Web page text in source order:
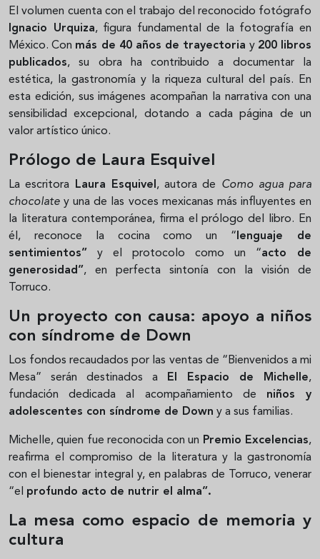
El volumen cuenta con el trabajo del reconocido fotógrafo
Ignacio Urquiza, figura fundamental de la fotografía en
México. Con más de 40 años de trayectoria y 200 libros
publicados, su obra ha contribuido a documentar la
estética, la gastronomía y la riqueza cultural del país. En
esta edición, sus imágenes acompañan la narrativa con una
sensibilidad excepcional, dotando a cada página de un
valor artístico único.
Prólogo de Laura Esquivel
La escritora Laura Esquivel, autora de Como agua para
chocolate y una de las voces mexicanas más influyentes en
la literatura contemporánea, firma el prólogo del libro. En
él, reconoce la cocina como un “lenguaje de
sentimientos” y el protocolo como un “acto de
generosidad”, en perfecta sintonía con la visión de
Torruco.
Un proyecto con causa: apoyo a niños
con síndrome de Down
Los fondos recaudados por las ventas de “Bienvenidos a mi
Mesa” serán destinados a El Espacio de Michelle,
fundación dedicada al acompañamiento de niños y
adolescentes con síndrome de Down y a sus familias.
Michelle, quien fue reconocida con un Premio Excelencias,
reafirma el compromiso de la literatura y la gastronomía
con el bienestar integral y, en palabras de Torruco, venerar
“el profundo acto de nutrir el alma”.
La mesa como espacio de memoria y
cultura